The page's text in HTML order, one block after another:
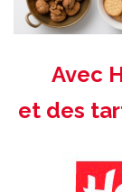
Avec
et des